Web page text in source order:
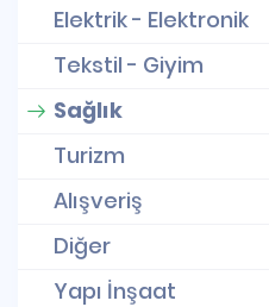
Elektrik - Elektronik
Tekstil - Giyim
Sağlık
Turizm
Alışveriş
Diğer
Yapı İnşaat